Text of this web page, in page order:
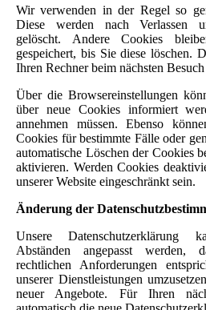
Wir verwenden in der Regel so
Diese werden nach Verlassen
gelöscht. Andere Cookies
gespeichert, bis Sie diese löschen.
Ihren Rechner beim nächsten
Über die Browsereinstellungen
über neue Cookies informiert
annehmen müssen. Ebenso
Cookies für bestimmte Fälle oder
automatische Löschen der Cookies
aktivieren. Werden Cookies
unserer Website eingeschränkt sein.
Änderung der
Unsere Datenschutzerklärung
Abständen angepasst werden,
rechtlichen Anforderungen
unserer Dienstleistungen
neuer Angebote. Für Ihren